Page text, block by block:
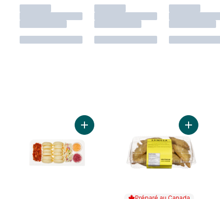
Ajouter Petits pains Bao au porc effiloché